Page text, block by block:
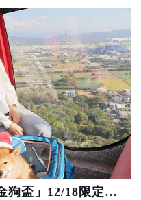
跟狗狗一起搭摩天輪！「金狗盃」12/18限定開放毛孩體驗